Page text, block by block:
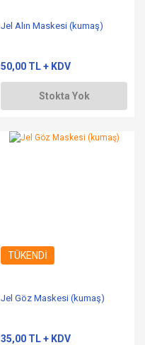
Jel Alın Maskesi (kumaş)
50,00 TL + KDV
Stokta Yok
TÜKENDİ
Jel Göz Maskesi (kumaş)
35,00 TL + KDV